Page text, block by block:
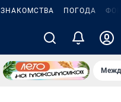
ЗНАКОМСТВА ПОГОДА